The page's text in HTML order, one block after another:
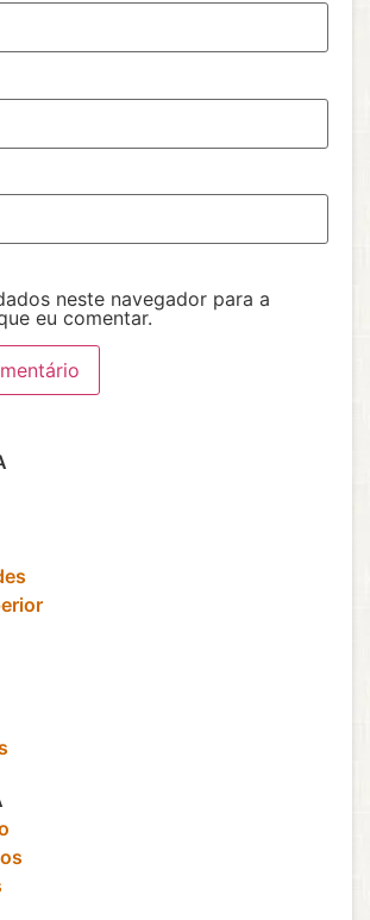
neste navegador para a
eu comentar.